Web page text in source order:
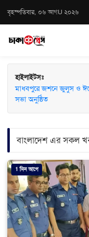
বৃহস্পতিবার, ০৬ আগU ২০২৬
হাইলাইটসঃ
মাধবপুরে জশনে জুলুস ও
সভা অনুষ্ঠিত
বাংলাদেশ এর সকল
1 দিন আগে